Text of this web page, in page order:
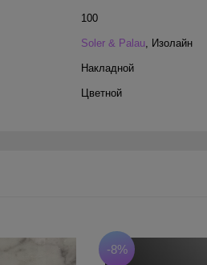
100
Soler & Palau, Изолайн
Накладной
Цветной
-8%